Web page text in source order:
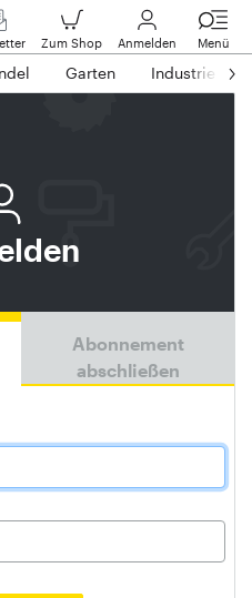
Zum Shop Anmelden Menü
Garten Industrie
Abonnement
abschließen